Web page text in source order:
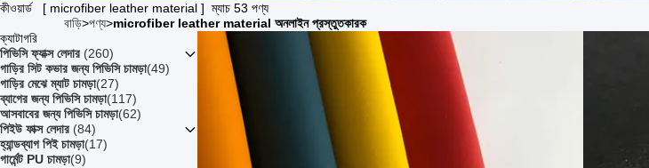
কীওয়ার্ড [ microfiber leather material ] ম্যাচ 53 পণ্য
বাড়ি>পণ্য>microfiber leather material অনলাইন প্রস্তুতকারক
ক্যাটাগরি
পিভিসি ফ্যাক্স লেদার (260)
গাড়ির সিট কভার জন্য পিভিসি চামড়া(49)
গাড়ির মেঝে ম্যাট চামড়া(27)
ব্যাগের জন্য পিভিসি চামড়া(117)
আসবাবের জন্য পিভিসি চামড়া(62)
পিইউ ফাক্স লেদার (84)
হ্যান্ডব্যাগ পিই চামড়া(17)
গার্মেন্ট PU চামড়া(9)